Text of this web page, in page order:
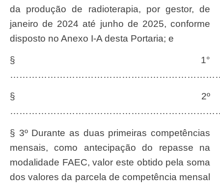
da produção de radioterapia, por gestor, de
janeiro de 2024 até junho de 2025, conforme
disposto no Anexo I-A desta Portaria; e
§ 1°
§ 2º
§ 3º Durante as duas primeiras competências
mensais, como antecipação do repasse na
modalidade FAEC, valor este obtido pela soma
dos valores da parcela de competência mensal